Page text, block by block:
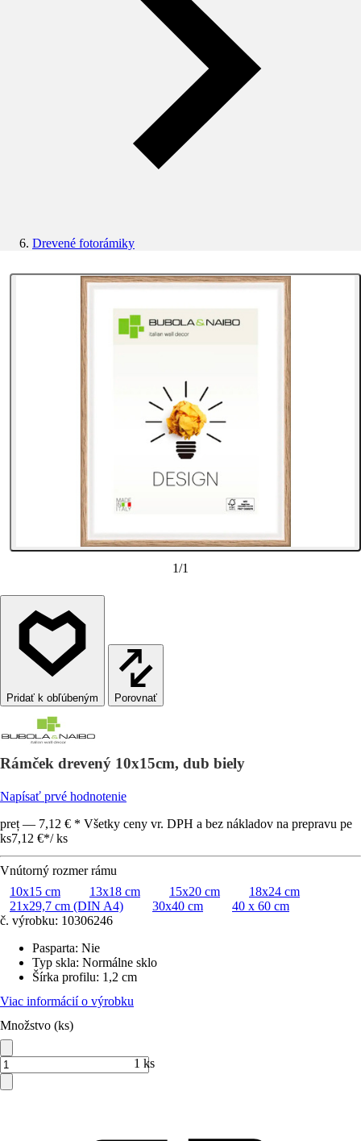
Drevené fotorámiky
1/1
Porovnať
Rámček drevený 10x15cm, dub biely
Napísať prvé hodnotenie
preț — 7,12 € * Všetky ceny vr. DPH a bez nákladov na prepravu pe
ks7,12 €*/ ks
Vnútorný rozmer rámu
10x15 cm
13x18 cm 15x20 cm
18x24 cm
21x29,7 cm (DIN A4)
30x40 cm
40 x 60 cm
č. výrobku: 10306246
Pasparta: Nie
Typ skla: Normálne sklo
Šírka profilu: 1,2 cm
Viac informácií o výrobku
Množstvo (ks)
1 ks